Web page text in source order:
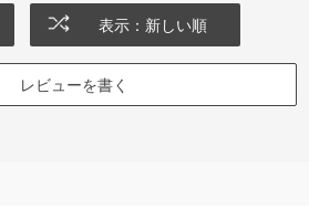
表示：新しい順
レビューを書く